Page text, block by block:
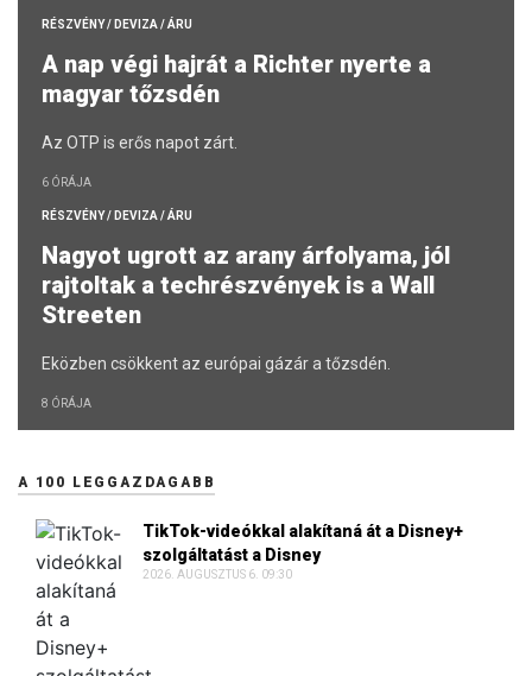
RÉSZVÉNY / DEVIZA / ÁRU
A nap végi hajrát a Richter nyerte a
magyar tőzsdén
Az OTP is erős napot zárt.
6 ÓRÁJA
RÉSZVÉNY / DEVIZA / ÁRU
Nagyot ugrott az arany árfolyama, jól
rajtoltak a techrészvények is a Wall
Streeten
Eközben csökkent az európai gázár a tőzsdén.
8 ÓRÁJA
A 100 LEGGAZDAGABB
TikTok-videókkal alakítaná át a Disney+
szolgáltatást a Disney
2026. AUGUSZTUS 6. 09:30